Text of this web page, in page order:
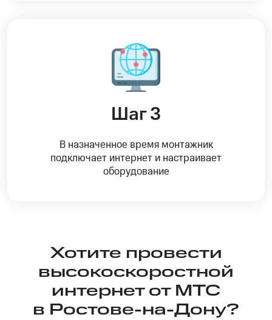
Шаг 3
В назначенное время монтажник
подключает интернет и настраивает
оборудование
Хотите провести
высокоскоростной
интернет от МТС
в Ростове-на-Дону?